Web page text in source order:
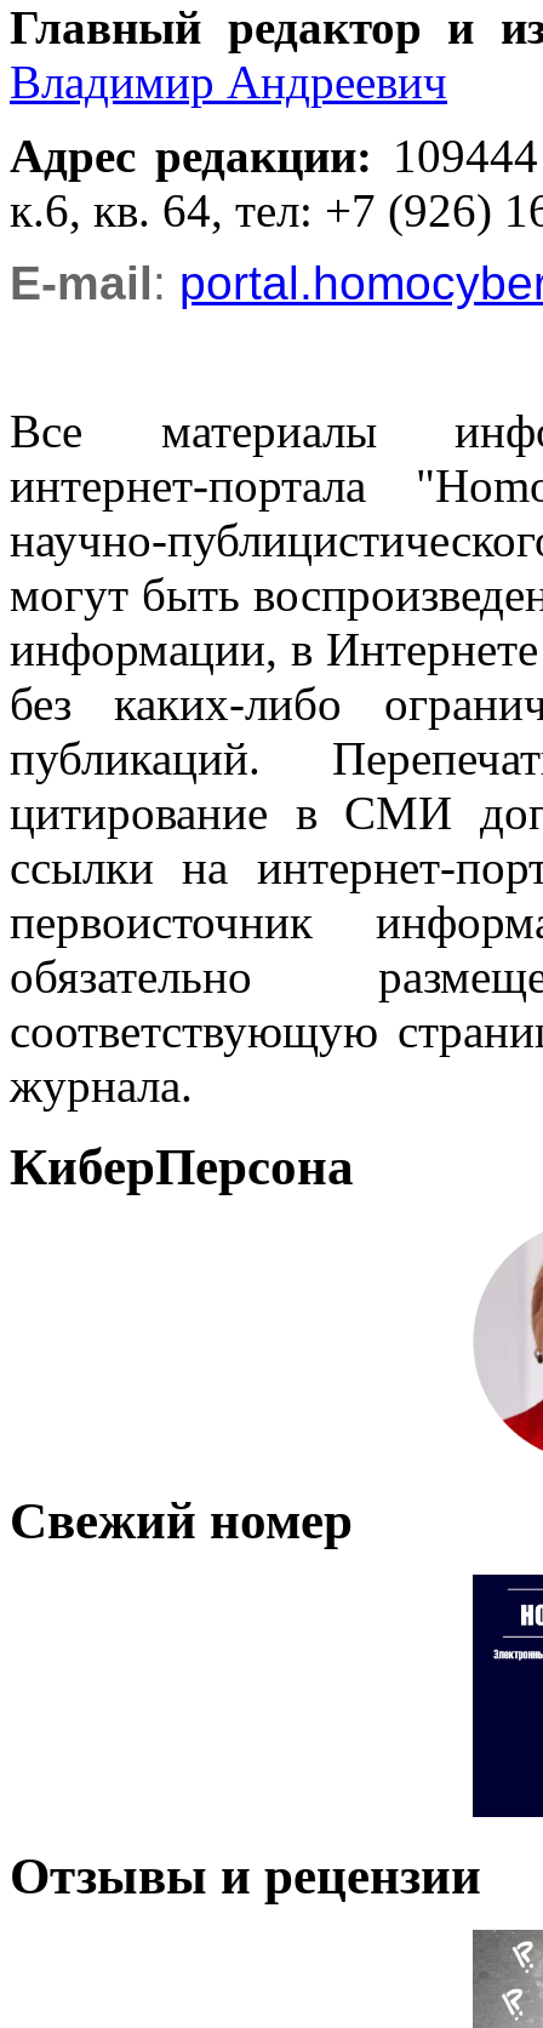
Главный редактор и
Владимир Андреевич
Адрес редакции:
к.6, кв. 64, тел: +7 (926)
E-mail:
Все материалы
интернет-портала
научно-
могут быть
информации, в
без каких-либо
публикаций.
цитирование в СМИ
ссылки на интернет-
первоисточник
обязательно
соответствующую
журнала.
КиберПерсона
Свежий номер
Отзывы и рецензии